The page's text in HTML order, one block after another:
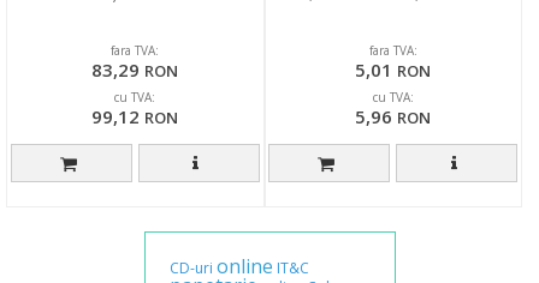
fara TVA:
83,29 RON
cu TVA:
99,12 RON
fara TVA:
5,01 RON
cu TVA:
5,96 RON
CD-uri online IT&C